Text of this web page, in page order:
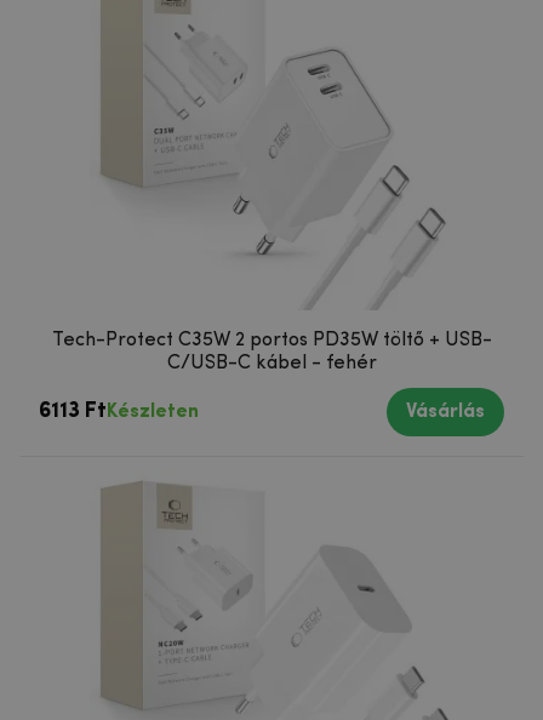
Tech-Protect C35W 2 portos PD35W töltő + USB-
C/USB-C kábel - fehér
6113 Ft Készleten Vásárlás